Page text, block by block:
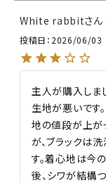
White rabbit
投稿日 2026/06/03
主人が購入しま
生地が悪いです
地の値段が上が
が、ブラックは
す。着心地は今の
後、シワが結構